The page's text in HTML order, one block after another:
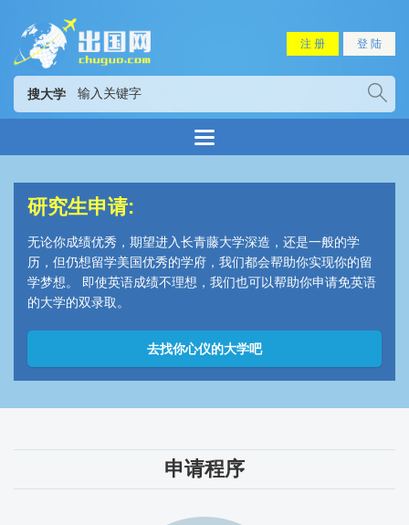
注 册 登 陆
搜大学
研究生申请:
无论你成绩优秀，期望进入长青藤大学深造，还是一般的学
历，但仍想留学美国优秀的学府，我们都会帮助你实现你的留
学梦想。 即使英语成绩不理想，我们也可以帮助你申请免英语
的大学的双录取。
去找你心仪的大学吧
申请程序